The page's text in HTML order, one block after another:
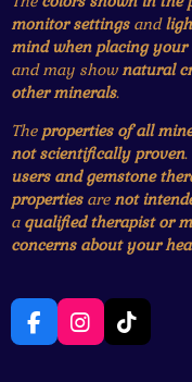
monitor settingsand
mind when placing your
and may shownatural
other minerals.
The properties of all
not scientifically proven.
users and gemstone
propertiesarenot
a qualified therapist or
concerns about your
F
a
I
n
T
i